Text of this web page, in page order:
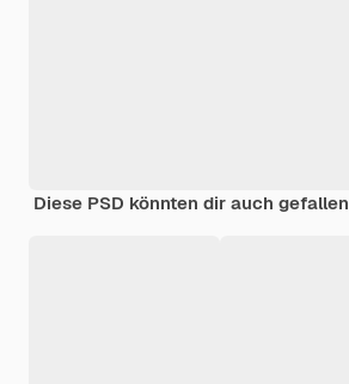
Diese PSD könnten dir auch gefallen